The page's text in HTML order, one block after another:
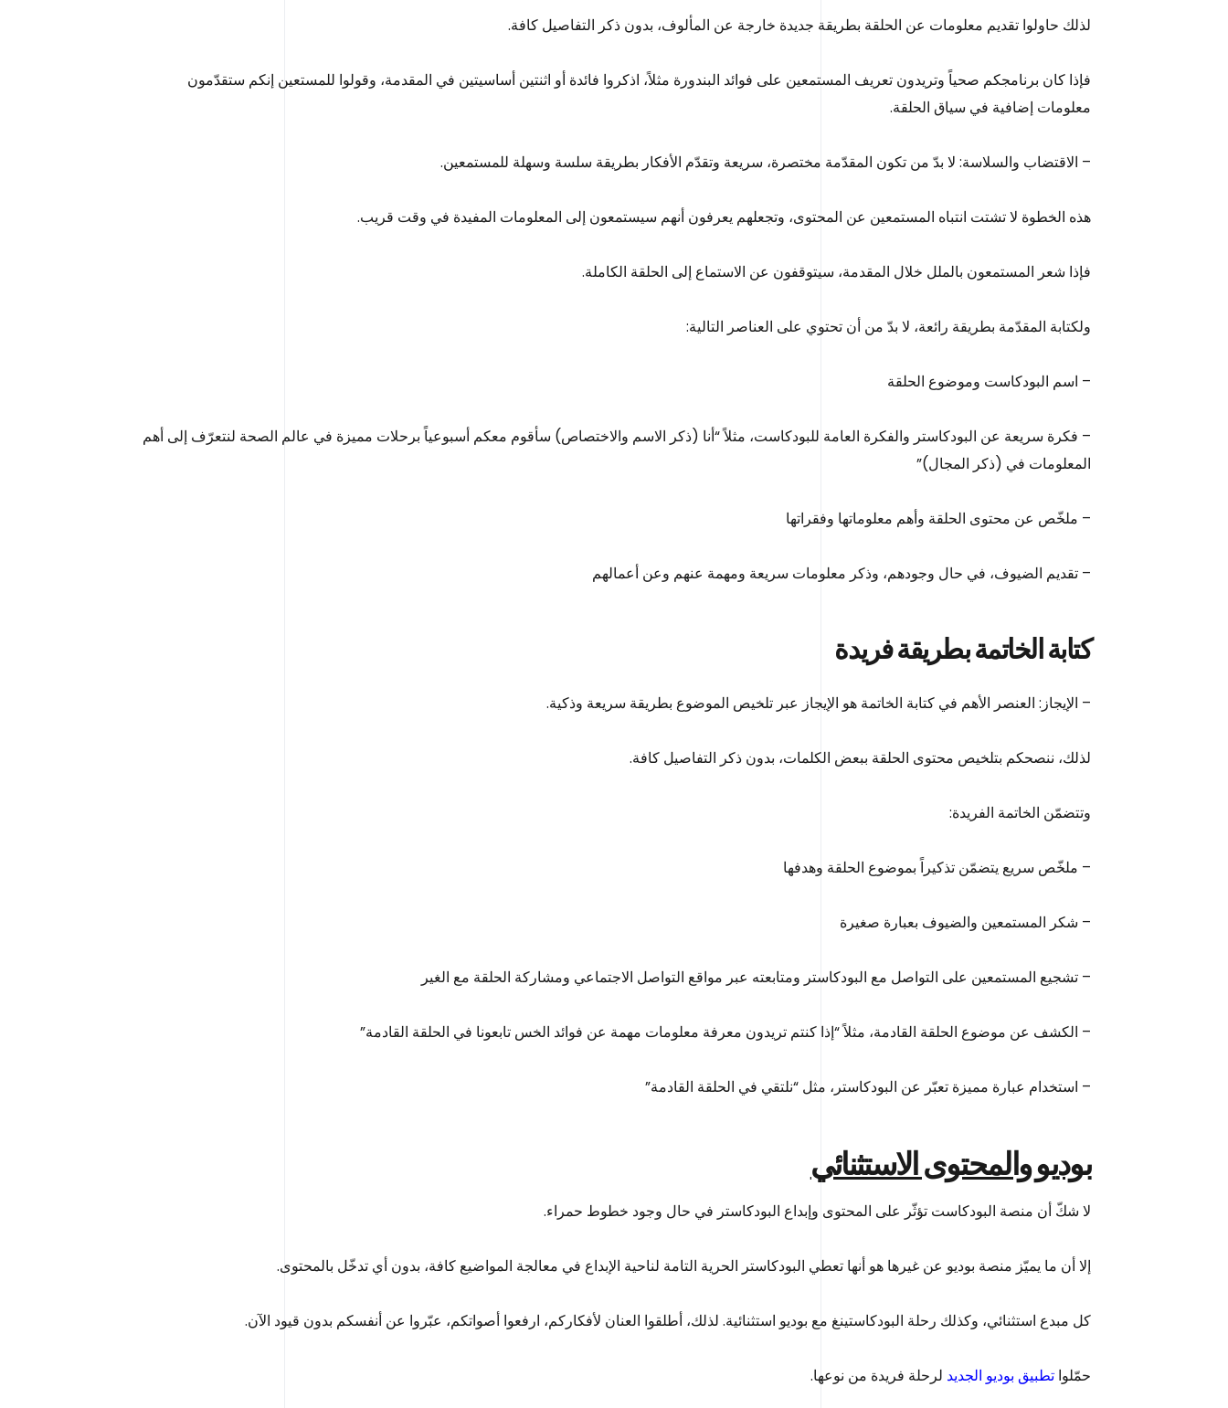
لذلك حاولوا تقديم معلومات عن الحلقة بطريقة جديدة خارجة عن المألوف، بدون ذكر التفاصيل كافة.
فإذا كان برنامجكم صحياً وتريدون تعريف المستمعين على فوائد البندورة مثلاً، اذكروا فائدة أو اثنتين أساسيتين في المقدمة، وقولوا للمستعين إنكم ستقدّمون
معلومات إضافية في سياق الحلقة.
– الاقتضاب والسلاسة: لا بدّ من تكون المقدّمة مختصرة، سريعة وتقدّم الأفكار بطريقة سلسة وسهلة للمستمعين.
هذه الخطوة لا تشتت انتباه المستمعين عن المحتوى، وتجعلهم يعرفون أنهم سيستمعون إلى المعلومات المفيدة في وقت قريب.
فإذا شعر المستمعون بالملل خلال المقدمة، سيتوقفون عن الاستماع إلى الحلقة الكاملة.
ولكتابة المقدّمة بطريقة رائعة، لا بدّ من أن تحتوي على العناصر التالية:
– اسم البودكاست وموضوع الحلقة
– فكرة سريعة عن البودكاستر والفكرة العامة للبودكاست، مثلاً “أنا (ذكر الاسم والاختصاص) سأقوم معكم أسبوعياً برحلات مميزة في عالم الصحة لنتعرّف إلى أهم
المعلومات في (ذكر المجال)”
– ملخّص عن محتوى الحلقة وأهم معلوماتها وفقراتها
– تقديم الضيوف، في حال وجودهم، وذكر معلومات سريعة ومهمة عنهم وعن أعمالهم
كتابة الخاتمة بطريقة فريدة
– الإيجاز: العنصر الأهم في كتابة الخاتمة هو الإيجاز عبر تلخيص الموضوع بطريقة سريعة وذكية.
لذلك، ننصحكم بتلخيص محتوى الحلقة ببعض الكلمات، بدون ذكر التفاصيل كافة.
وتتضمّن الخاتمة الفريدة:
– ملخّص سريع يتضمّن تذكيراً بموضوع الحلقة وهدفها
– شكر المستمعين والضيوف بعبارة صغيرة
– تشجيع المستمعين على التواصل مع البودكاستر ومتابعته عبر مواقع التواصل الاجتماعي ومشاركة الحلقة مع الغير
– الكشف عن موضوع الحلقة القادمة، مثلاً “إذا كنتم تريدون معرفة معلومات مهمة عن فوائد الخس تابعونا في الحلقة القادمة”
– استخدام عبارة مميزة تعبّر عن البودكاستر، مثل “نلتقي في الحلقة القادمة”
بوديو والمحتوى الاستثنائي
لا شكّ أن منصة البودكاست تؤثّر على المحتوى وإبداع البودكاستر في حال وجود خطوط حمراء.
إلا أن ما يميّز منصة بوديو عن غيرها هو أنها تعطي البودكاستر الحرية التامة لناحية الإبداع في معالجة المواضيع كافة، بدون أي تدخّل بالمحتوى.
كل مبدع استثنائي، وكذلك رحلة البودكاستينغ مع بوديو استثنائية. لذلك، أطلقوا العنان لأفكاركم، ارفعوا أصواتكم، عبّروا عن أنفسكم بدون قيود الآن.
حمّلوا تطبيق بوديو الجديد لرحلة فريدة من نوعها.